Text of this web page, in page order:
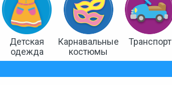
Детская
одежда
Карнавальные
костюмы
Транспорт